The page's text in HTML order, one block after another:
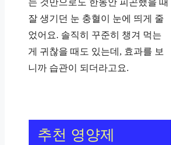
는 것만으로도 한동안 피곤했을 때
잘 생기던 눈 충혈이 눈에 띄게 줄
었어요. 솔직히 꾸준히 챙겨 먹는
게 귀찮을 때도 있는데, 효과를 보
니까 습관이 되더라고요.
추천 영양제